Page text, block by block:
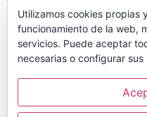
Web
Guarda mi nombre,
navegador para la
Utilizamos cookies propias
funcionamiento de la web,
servicios. Puede aceptar
necesarias o configurar